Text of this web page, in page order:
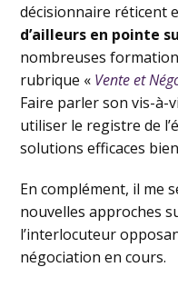
décisionnaire réticent
d’ailleurs en pointe
nombreuses
rubrique « Vente et
Faire parler son vis-à-
utiliser le registre de
solutions efficaces
En complément, il me
nouvelles approches
l’interlocuteur
négociation en cours.